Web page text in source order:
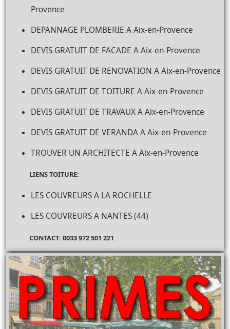
Provence
DEPANNAGE PLOMBERIE A Aix-en-Provence
DEVIS GRATUIT DE FACADE A Aix-en-Provence
DEVIS GRATUIT DE RENOVATION A Aix-en-Provence
DEVIS GRATUIT DE TOITURE A Aix-en-Provence
DEVIS GRATUIT DE TRAVAUX A Aix-en-Provence
DEVIS GRATUIT DE VERANDA A Aix-en-Provence
TROUVER UN ARCHITECTE A Aix-en-Provence
LIENS TOITURE:
LES COUVREURS A LA ROCHELLE
LES COUVREURS A NANTES (44)
CONTACT: 0033 972 501 221